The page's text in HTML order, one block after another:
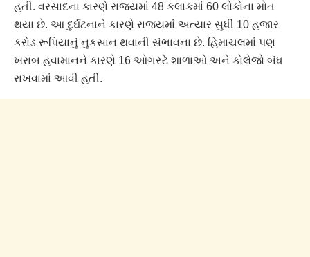
હતી. વરસાદના કારણે રાજ્યમાં 48 કલાકમાં 60 લોકોના મોત
થયા છે. આ દુર્ઘટનાને કારણે રાજ્યમાં અત્યાર સુધી 10 હજાર
કરોડ રૂપિયાનું નુકસાન થવાની સંભાવના છે. હિમાચલમાં પણ
ખરાબ હવામાનને કારણે 16 ઓગસ્ટે શાળાઓ અને કોલેજો બંધ
રાખવામાં આવી હતી.